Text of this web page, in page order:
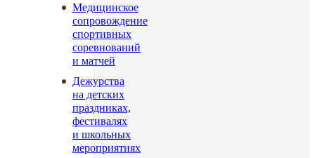
Медицинское
сопровождение
спортивных
соревнований
и матчей
Дежурства
на детских
праздниках,
фестивалях
и школьных
мероприятиях